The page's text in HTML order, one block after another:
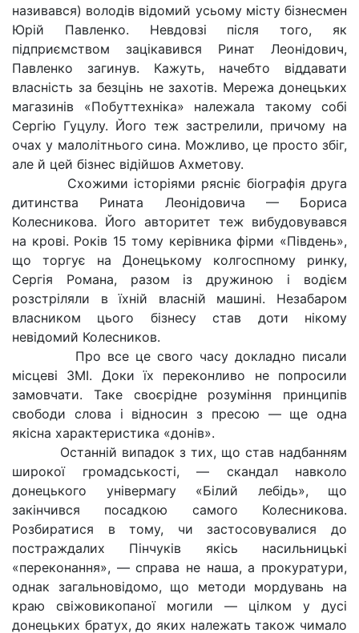
називався) володів відомий усьому місту бізнесмен
Юрій Павленко. Невдовзі після того, як
підприємством зацікавився Ринат Леонідович,
Павленко загинув. Кажуть, начебто віддавати
власність за безцінь не захотів. Мережа донецьких
магазинів «Побуттехніка» належала такому собі
Сергію Гуцулу. Його теж застрелили, причому на
очах у малолітнього сина. Можливо, це просто збіг,
але й цей бізнес відійшов Ахметову.
Схожими історіями рясніє біографія друга
дитинства Рината Леонідовича — Бориса
Колесникова. Його авторитет теж вибудовувався
на крові. Років 15 тому керівника фірми «Південь»,
що торгує на Донецькому колгоспному ринку,
Сергія Романа, разом із дружиною і водієм
розстріляли в їхній власній машині. Незабаром
власником цього бізнесу став доти нікому
невідомий Колесников.
Про все це свого часу докладно писали
місцеві ЗМІ. Доки їх переконливо не попросили
замовчати. Таке своєрідне розуміння принципів
свободи слова і відносин з пресою — ще одна
якісна характеристика «донів».
Останній випадок з тих, що став надбанням
широкої громадськості, — скандал навколо
донецького універмагу «Білий лебідь», що
закінчився посадкою самого Колесникова.
Розбиратися в тому, чи застосовувалися до
постраждалих Пінчуків якісь насильницькі
«переконання», — справа не наша, а прокуратури,
однак загальновідомо, що методи мордувань на
краю свіжовикопаної могили — цілком у дусі
донецьких братух, до яких належать також чимало